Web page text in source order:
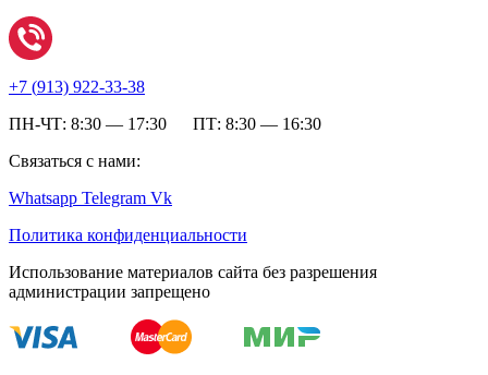
+7 (913) 922-33-38
ПН-ЧТ: 8:30 — 17:30 ПТ: 8:30 — 16:30
Связаться с нами:
Whatsapp Telegram Vk
Политика конфиденциальности
Использование материалов сайта без разрешения
администрации запрещено